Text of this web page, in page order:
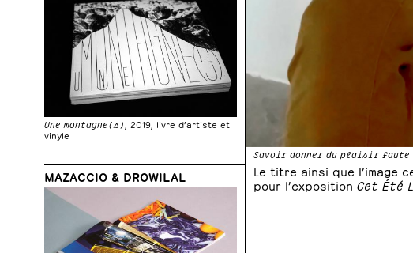
Une montagne(s) , 2019, livre d’artiste et
vinyle
MAZACCIO & DROWILAL
Savoir donner du plaisir faute
Le titre ainsi que l’image
pour l’exposition Cet Été